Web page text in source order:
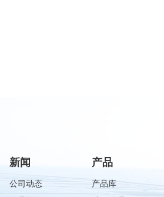
新闻
公司动态
产品
产品库